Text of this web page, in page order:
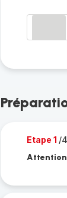
Etape 1 /4
Attention